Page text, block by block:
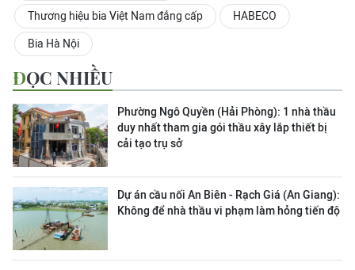
Thương hiệu bia Việt Nam đẳng cấp HABECO
Bia Hà Nội
ĐỌC NHIỀU
Phường Ngô Quyền (Hải Phòng): 1 nhà thầu
duy nhất tham gia gói thầu xây lắp thiết bị
cải tạo trụ sở
Dự án cầu nối An Biên - Rạch Giá (An Giang):
Không để nhà thầu vi phạm làm hỏng tiến độ